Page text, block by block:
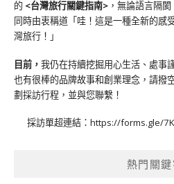
的 <台灣旅行關鍵指南> ，無論語言隔
同時由衷稱道「哇！這是一種全新的感
灣旅行！」
目前， 我仍在持續挖掘用心生活、處事
也有很棒的品牌故事和創業理念，請撥
劃採訪行程，並與您聯繫！
採訪單超連結： https://forms.gle/
熱門關鍵